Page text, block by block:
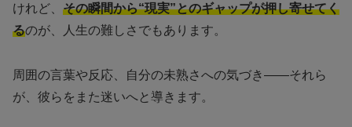
けれど、 その瞬間から“現実”とのギャップが押し寄せてく
るのが、人生の難しさでもあります。
周囲の言葉や反応、自分の未熟さへの気づき——それら
が、彼らをまた迷いへと導きます。